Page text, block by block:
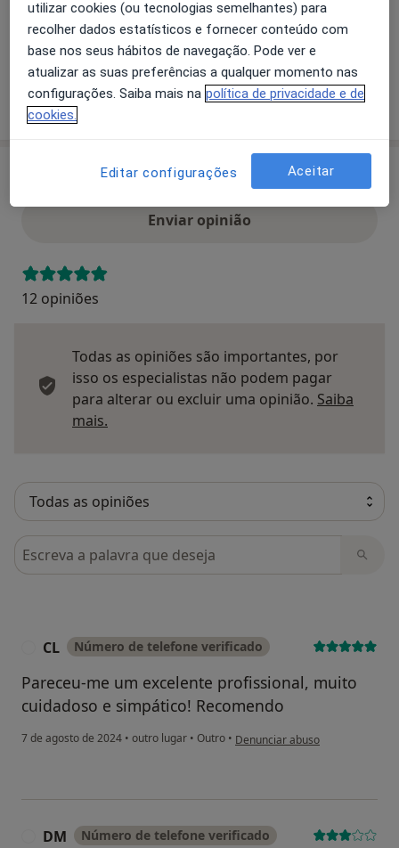
Modalidades de pagamento (visitas privadas)
Seguros médicos aceites nesta moradaDetalhes
Mostrar mais detalhes
Enviar opinião
12 opiniões
Todas as opiniões são importantes, por
isso os especialistas não podem pagar
para alterar ou excluir uma opinião. Saiba
mais.
Pesquisar em opiniões
CL Número de telefone verificado
Pareceu-me um excelente profissional, muito
cuidadoso e simpático! Recomendo
7 de agosto de 2024 • outro lugar • Outro • na opinião do utilizador CL
Denunciar abuso
DM Número de telefone verificado
utilizar cookies (ou tecnologias semelhantes) para
recolher dados estatísticos e fornecer conteúdo com
base nos seus hábitos de navegação. Pode ver e
atualizar as suas preferências a qualquer momento nas
configurações. Saiba mais na política de privacidade e de
cookies.
Editar configurações Aceitar